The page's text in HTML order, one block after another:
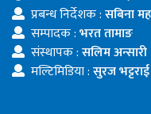
प्रबन्ध निर्देशक :सबिना
सम्पादक :भरत तामाङ
संस्थापक :सलिम अन्सारी
मल्टिमिडिया :सुरज भट्टराई